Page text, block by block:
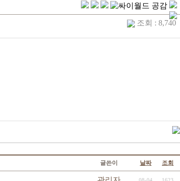
조회 : 8,740
글쓴이 날짜 조회